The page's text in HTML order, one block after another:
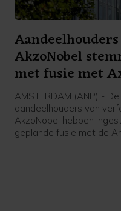
Aandeelhouders
AkzoNobel
met fusie met
AMSTERDAM (ANP) - De
aandeelhouders van
AkzoNobel hebben
geplande fusie met de